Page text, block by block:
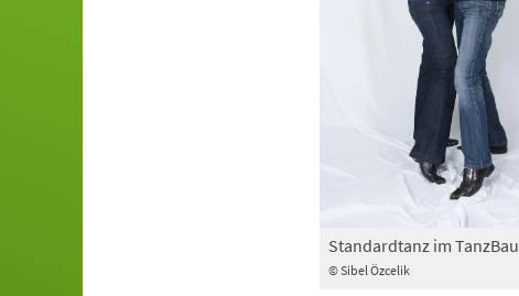
© Sibel Özcelik
Standardtanz im TanzBau